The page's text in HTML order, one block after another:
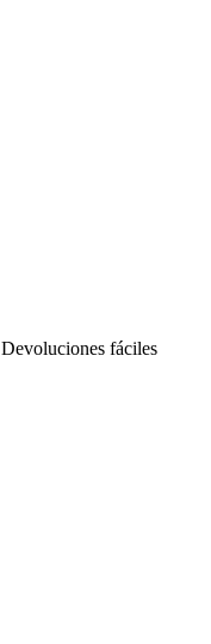
Devoluciones fáciles